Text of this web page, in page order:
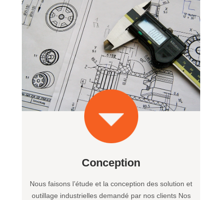
Conception
Nous faisons l’étude et la conception des solution et
outillage industrielles demandé par nos clients Nos